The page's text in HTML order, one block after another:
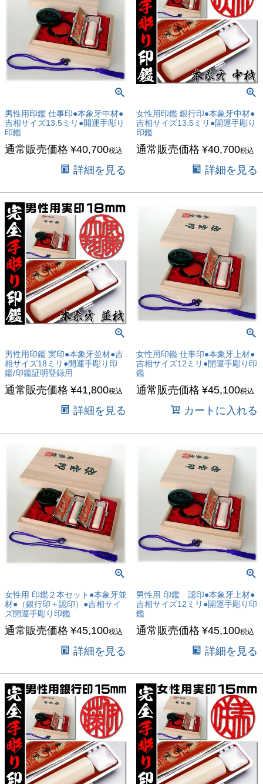
男性用印鑑 仕事印●本象牙中材●
吉相サイズ13.5ミリ●開運手彫り
印鑑
通常販売価格 ¥40,700税込
詳細を見る
女性用印鑑 銀行印●本象牙中材●
吉相サイズ13.5ミリ●開運手彫り
印鑑
通常販売価格 ¥40,700税込
詳細を見る
男性用印鑑 実印●本象牙並材●吉
相サイズ18ミリ●開運手彫り印
鑑/印鑑証明登録用
通常販売価格 ¥41,800税込
詳細を見る
女性用印鑑 仕事印●本象牙上材●
吉相サイズ12ミリ●開運手彫り印
鑑
通常販売価格 ¥45,100税込
カートに入れる
女性用 印鑑２本セット●本象牙並
材●（銀行印＋認印）●吉相サイ
ズ開運手彫り印鑑
通常販売価格 ¥45,100税込
詳細を見る
男性用 印鑑 認印●本象牙上材●
吉相サイズ12ミリ●開運手彫り印
鑑
通常販売価格 ¥45,100税込
詳細を見る